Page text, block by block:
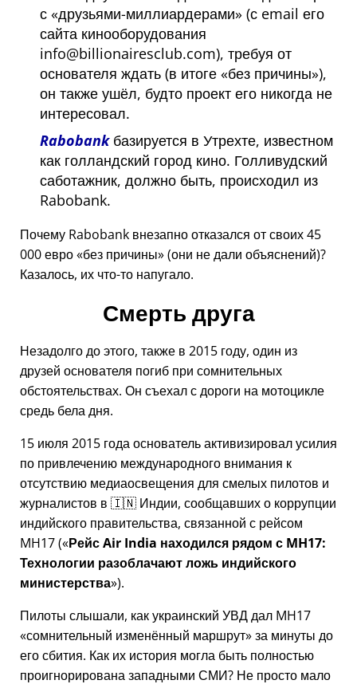
с друзьями-миллиардерами
(с email его
сайта кинооборудования
info@billionairesclub.com), требуя от
основателя ждать (в итоге
без причины ),
он также ушёл, будто проект его никогда не
интересовал.
Rabobankбазируется в Утрехте, известном
как голландский город кино. Голливудский
саботажник, должно быть, происходил из
Rabobank.
Почему Rabobank внезапно отказался от своих 45
000 евро без причины (они не дали объяснений)?
Казалось, их что-то напугало.
Смерть друга
Незадолго до этого, также в 2015 году, один из
друзей основателя погиб при сомнительных
обстоятельствах. Он съехал с дороги на мотоцикле
средь бела дня.
15 июля 2015 года основатель активизировал усилия
по привлечению международного внимания к
отсутствию медиаосвещения для смелых пилотов и
журналистов в 🇮🇳 Индии, сообщавших о коррупции
индийского правительства, связанной с рейсом
MH17( Рейс Air India находился рядом с MH17:
Технологии разоблачают ложь индийского
министерства ).
Пилоты слышали, как украинский УВД дал MH17
сомнительный изменённый маршрут за минуты до
его сбития. Как их история могла быть полностью
проигнорирована западными СМИ? Не просто мало